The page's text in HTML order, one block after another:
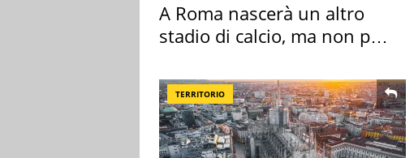
A Roma nascerà un altro
stadio di calcio, ma non per
TERRITORIO